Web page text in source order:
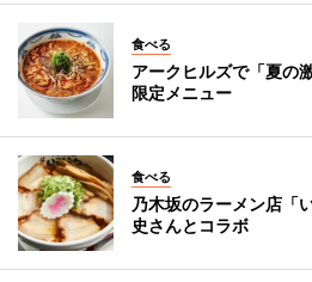
食べる
アークヒルズで「夏
限定メニュー
食べる
乃木坂のラーメン店
史さんとコラボ